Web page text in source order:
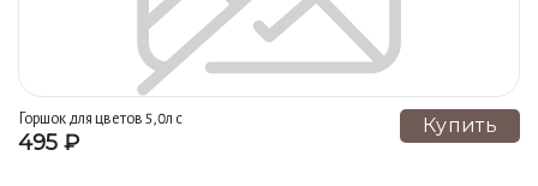
Горшок для цветов 5,0л с
поддоном №34 1 сорт
495 ₽
Купить